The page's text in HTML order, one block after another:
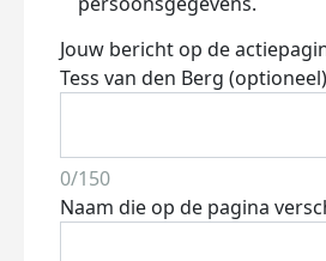
Jouw bericht op de
Tess van den Berg (optioneel)
0/150
Naam die op de pagina